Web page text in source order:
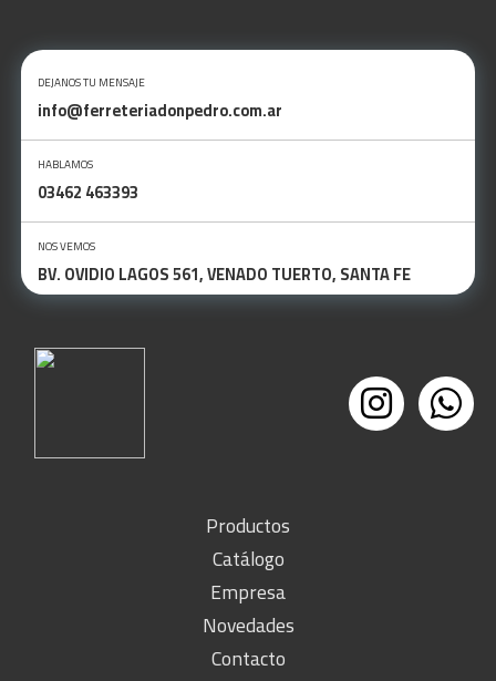
DEJANOS TU MENSAJE
info@ferreteriadonpedro.com.ar
HABLAMOS
03462 463393
NOS VEMOS
BV. OVIDIO LAGOS 561, VENADO TUERTO, SANTA FE
Productos
Catálogo
Empresa
Novedades
Contacto